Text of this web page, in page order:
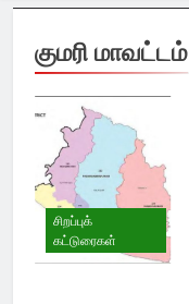
குமரி மாவட்டம்
சிறப்புக்
கட்டுரைகள்